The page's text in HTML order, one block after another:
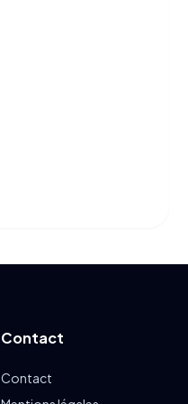
Contact
Contact